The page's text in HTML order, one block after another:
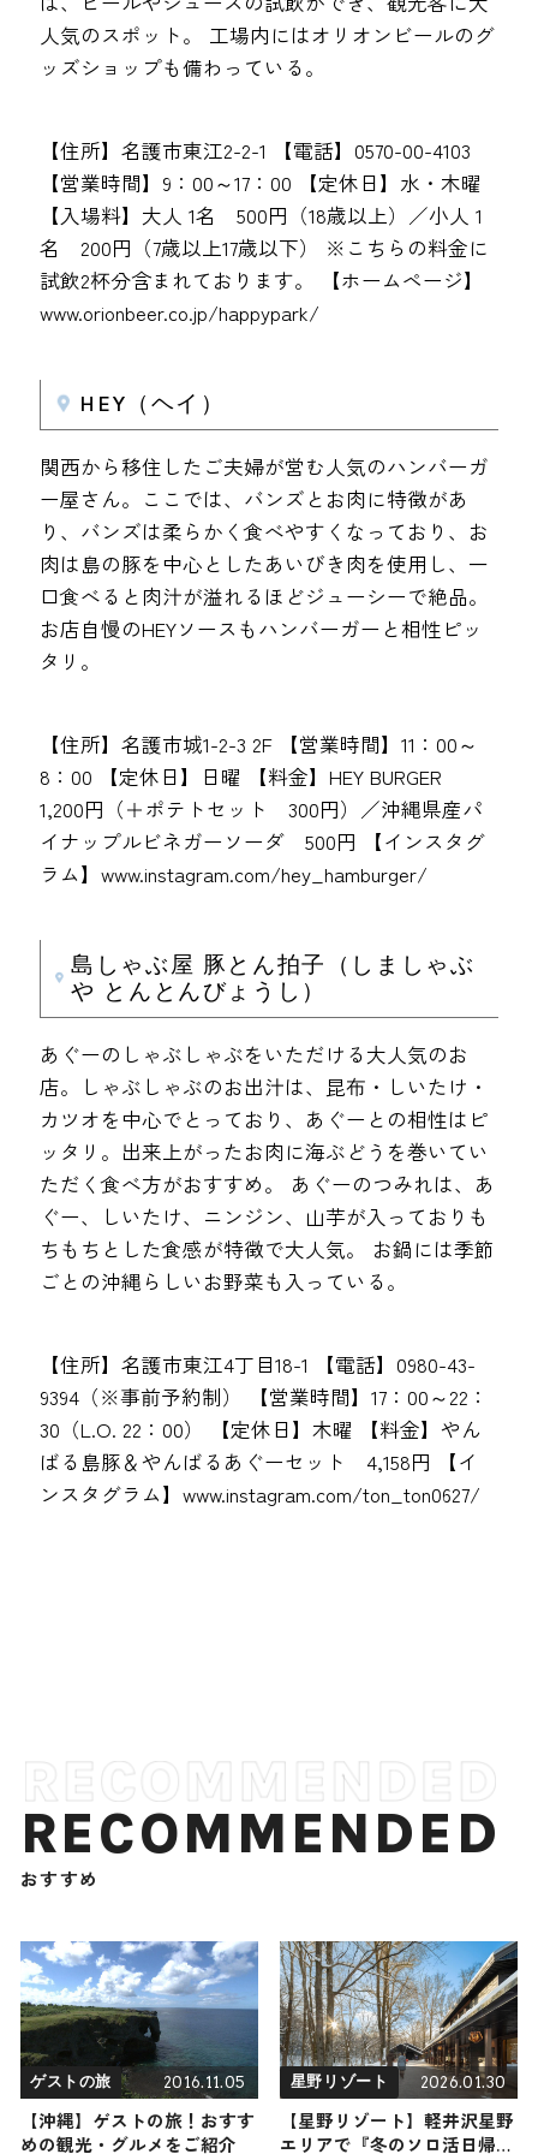
人気のスポット。 工場内にはオリオンビールのグ
ッズショップも備わっている。
【住所】名護市東江2-2-1 【電話】0570-00-4103
【営業時間】9：00～17：00 【定休日】水・木曜
【入場料】大人 1名 500円（18歳以上）／小人 1
名 200円（7歳以上17歳以下） ※こちらの料金に
試飲2杯分含まれております。 【ホームページ】
www.orionbeer.co.jp/happypark/
HEY（ヘイ）
関西から移住したご夫婦が営む人気のハンバーガ
ー屋さん。ここでは、バンズとお肉に特徴があ
り、バンズは柔らかく食べやすくなっており、お
肉は島の豚を中心としたあいびき肉を使用し、一
口食べると肉汁が溢れるほどジューシーで絶品。
お店自慢のHEYソースもハンバーガーと相性ピッ
タリ。
【住所】名護市城1-2-3 2F 【営業時間】11：00～
8：00 【定休日】日曜 【料金】HEY BURGER
1,200円（＋ポテトセット 300円）／沖縄県産パ
イナップルビネガーソーダ 500円 【インスタグ
ラム】www.instagram.com/hey_hamburger/
島しゃぶ屋 豚とん拍子（しましゃぶ
や とんとんびょうし）
あぐーのしゃぶしゃぶをいただける大人気のお
店。しゃぶしゃぶのお出汁は、昆布・しいたけ・
カツオを中心でとっており、あぐーとの相性はピ
ッタリ。出来上がったお肉に海ぶどうを巻いてい
ただく食べ方がおすすめ。 あぐーのつみれは、あ
ぐー、しいたけ、ニンジン、山芋が入っておりも
ちもちとした食感が特徴で大人気。 お鍋には季節
ごとの沖縄らしいお野菜も入っている。
【住所】名護市東江4丁目18-1 【電話】0980-43-
9394（※事前予約制） 【営業時間】17：00～22：
30（L.O. 22：00） 【定休日】木曜 【料金】やん
ばる島豚＆やんばるあぐーセット 4,158円 【イ
ンスタグラム】www.instagram.com/ton_ton0627/
RECOMMENDED
おすすめ
ゲストの旅 2016.11.05
【沖縄】ゲストの旅！おすす
めの観光・グルメをご紹介
星野リゾート 2026.01.30
【星野リゾート】軽井沢星野
エリアで『冬のソロ活日帰り